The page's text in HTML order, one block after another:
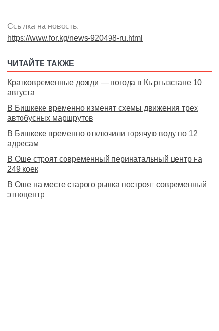
Ссылка на новость:
https://www.for.kg/news-920498-ru.html
ЧИТАЙТЕ ТАКЖЕ
Кратковременные дожди — погода в Кыргызстане 10
августа
В Бишкеке временно изменят схемы движения трех
автобусных маршрутов
В Бишкеке временно отключили горячую воду по 12
адресам
В Оше строят современный перинатальный центр на
249 коек
В Оше на месте старого рынка построят современный
этноцентр